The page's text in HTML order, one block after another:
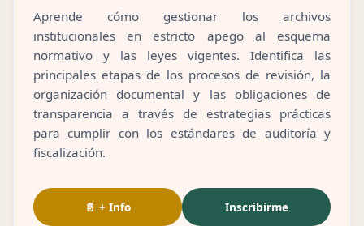
Aprende cómo gestionar los archivos
institucionales en estricto apego al esquema
normativo y las leyes vigentes. Identifica las
principales etapas de los procesos de revisión, la
organización documental y las obligaciones de
transparencia a través de estrategias prácticas
para cumplir con los estándares de auditoría y
fiscalización.
📄 + Info Inscribirme